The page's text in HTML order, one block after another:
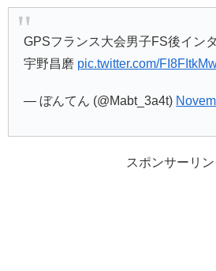
GPSフランス大会男子FS後インタ
宇野昌磨 pic.twitter.com/
— ぼんてん (@Mabt_3a4t)
スポンサーリン